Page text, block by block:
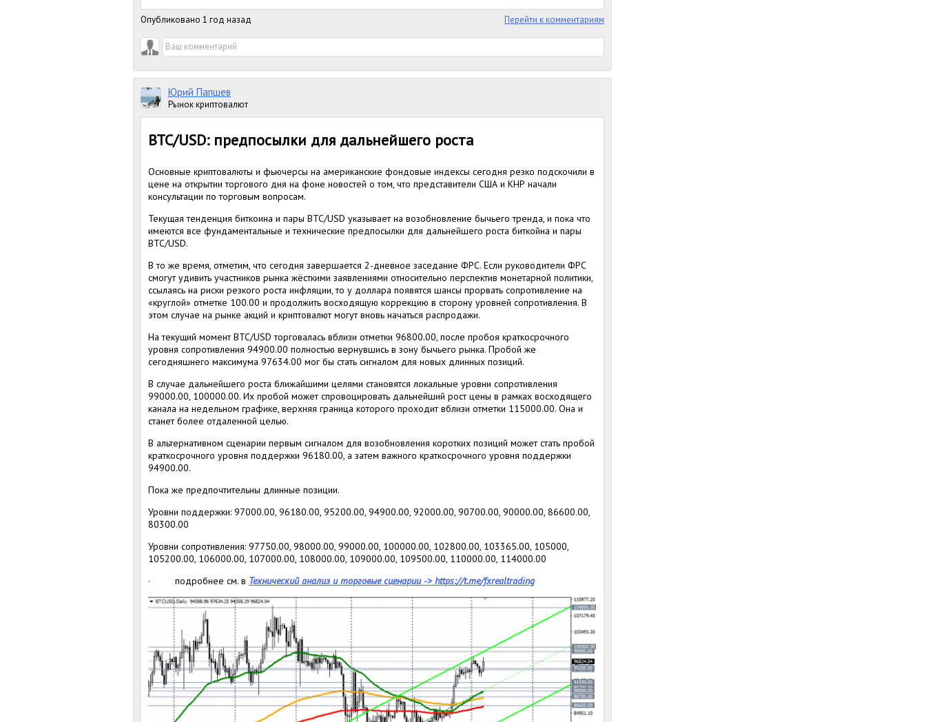
Опубликовано 1 год назад Перейти к комментариям
Юрий Папшев
Рынок криптовалют
BTC/USD: предпосылки для дальнейшего роста
Основные криптовалюты и фьючерсы на американские фондовые индексы сегодня резко подскочили в
цене на открытии торгового дня на фоне новостей о том, что представители США и КНР начали
консультации по торговым вопросам.
Текущая тенденция биткоина и пары BTC/USD указывает на возобновление бычьего тренда, и пока что
имеются все фундаментальные и технические предпосылки для дальнейшего роста биткойна и пары
BTC/USD.
В то же время, отметим, что сегодня завершается 2-дневное заседание ФРС. Если руководители ФРС
смогут удивить участников рынка жёсткими заявлениями относительно перспектив монетарной политики,
ссылаясь на риски резкого роста инфляции, то у доллара появятся шансы прорвать сопротивление на
«круглой» отметке 100.00 и продолжить восходящую коррекцию в сторону уровней сопротивления. В
этом случае на рынке акций и криптовалют могут вновь начаться распродажи.
На текущий момент BTC/USD торговалась вблизи отметки 96800.00, после пробоя краткосрочного
уровня сопротивления 94900.00 полностью вернувшись в зону бычьего рынка. Пробой же
сегодняшнего максимума 97634.00 мог бы стать сигналом для новых длинных позиций.
В случае дальнейшего роста ближайшими целями становятся локальные уровни сопротивления
99000.00, 100000.00. Их пробой может спровоцировать дальнейший рост цены в рамках восходящего
канала на недельном графике, верхняя граница которого проходит вблизи отметки 115000.00. Она и
станет более отдаленной целью.
В альтернативном сценарии первым сигналом для возобновления коротких позиций может стать пробой
краткосрочного уровня поддержки 96180.00, а затем важного краткосрочного уровня поддержки
94900.00.
Пока же предпочтительны длинные позиции.
Уровни поддержки: 97000.00, 96180.00, 95200.00, 94900.00, 92000.00, 90700.00, 90000.00, 86600.00,
80300.00
Уровни сопротивления: 97750.00, 98000.00, 99000.00, 100000.00, 102800.00, 103365.00, 105000,
105200.00, 106000.00, 107000.00, 108000.00, 109000.00, 109500.00, 110000.00, 114000.00
· подробнее см. в Технический анализ и торговые сценарии ->https://t.me/fxrealtrading